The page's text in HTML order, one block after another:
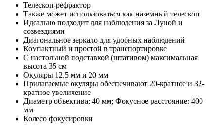
Телескоп-рефрактор
Также может использоваться как наземный телескоп
Идеально подходит для наблюдения за Луной и
созвездиями
Диагональное зеркало для удобных наблюдений
Компактный и простой в транспортировке
С настольной подставкой (штативом) максимальная
высота 35 см
Окуляры 12,5 мм и 20 мм
Прилагаемые окуляры обеспечивают 20-кратное и 32-
кратное увеличение
Диаметр объектива: 40 мм; Фокусное расстояние: 400
мм
Колесо фокусировки